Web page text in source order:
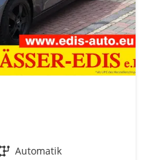
Getriebe Automatik